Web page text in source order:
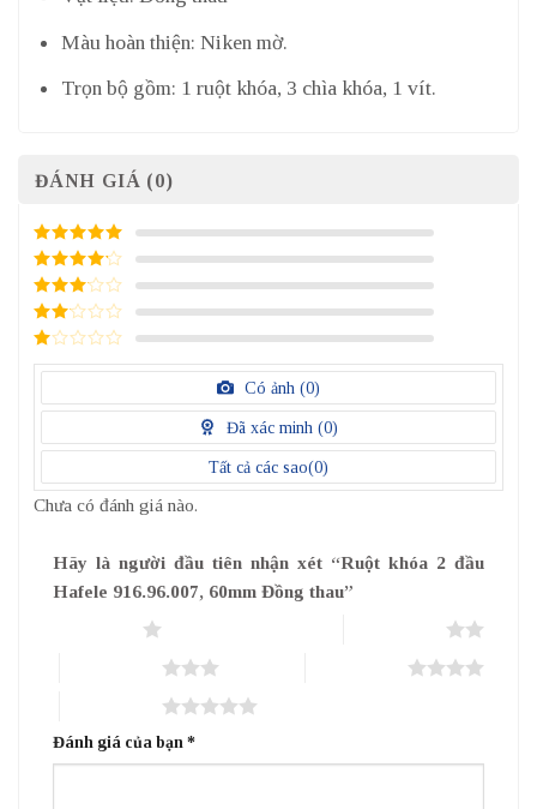
Màu hoàn thiện: Niken mờ.
Trọn bộ gồm: 1 ruột khóa, 3 chìa khóa, 1 vít.
ĐÁNH GIÁ (0)
5/ 5 điểm
4/ 5
điểm
3/ 5
điểm
2/
điểm
1
điểm
Có ảnh (0)
Đã xác minh (0)
Tất cả các sao(0)
Chưa có đánh giá nào.
Hãy là người đầu tiên nhận xét “Ruột khóa 2 đầu
Hafele 916.96.007, 60mm Đồng thau”
Đánh giá của bạn *